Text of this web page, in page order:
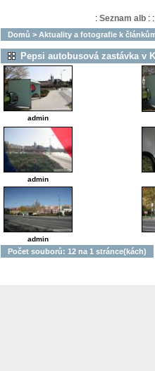
: Seznam alb: :
Domů > Aktuality a fotografie k
Pepsi autobusová zastávka v
admin
admin
admin
Počet souborů: 12 na 1 stránce(kách)